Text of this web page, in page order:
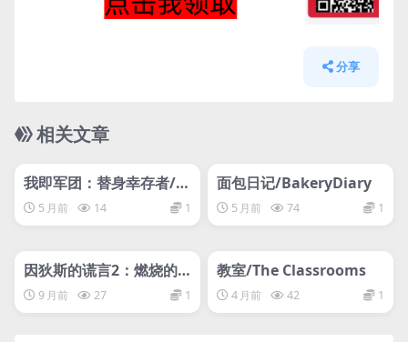
分享
相关文章
我即军团：替身幸存者/I
Am Legion: Stand Surv
ivors
5 月前 14 1
面包日记/BakeryDiary
5 月前 74 1
因狄斯的谎言2：燃烧的
火种/Indies’ Lies 2: Fire
Seed
9 月前 27 1
教室/The Classrooms
4 月前 42 1